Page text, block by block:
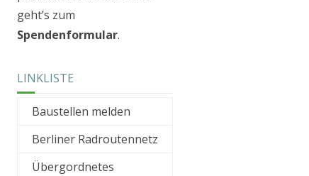
geht’s zum
Spendenformular.
LINKLISTE
Baustellen melden
Berliner Radroutennetz
Übergordnetes